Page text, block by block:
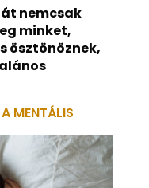
nemcsak
minket,
ösztönöznek,
MENTÁLIS